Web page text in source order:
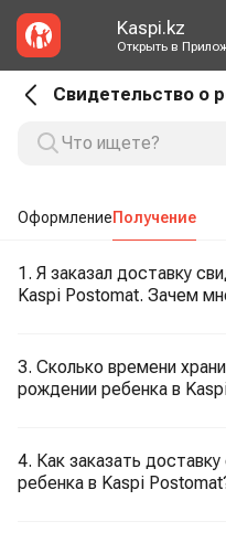
Kaspi.kz
Открыть в
ОформлениеПолучение
1. Я заказал доставку
Kaspi Postomat. Зачем
3. Сколько времени
рождении ребенка в
4. Как заказать
ребенка в Kaspi